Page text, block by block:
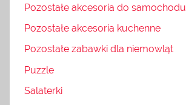
Pozostałe akcesoria do samochodu
Pozostałe akcesoria kuchenne
Pozostałe zabawki dla niemowląt
Puzzle
Salaterki